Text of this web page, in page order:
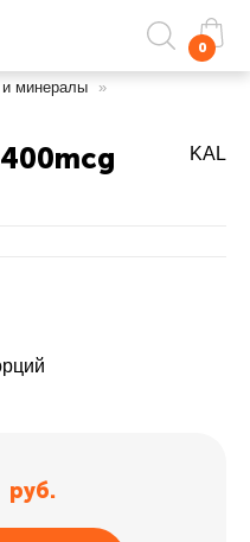
0
минералы
»
KAL
руб.